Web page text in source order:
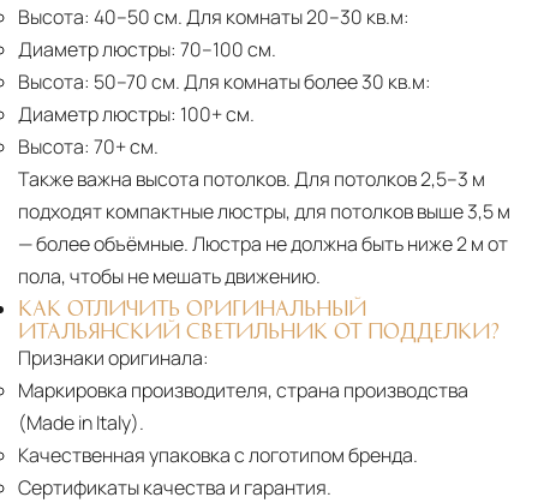
Высота: 40–50 см. Для комнаты 20–30 кв.м:
Диаметр люстры: 70–100 см.
Высота: 50–70 см. Для комнаты более 30 кв.м:
Диаметр люстры: 100+ см.
Высота: 70+ см.
Также важна высота потолков. Для потолков 2,5–3 м
подходят компактные люстры, для потолков выше 3,5 м
— более объёмные. Люстра не должна быть ниже 2 м от
пола, чтобы не мешать движению.
КАК ОТЛИЧИТЬ ОРИГИНАЛЬНЫЙ
ИТАЛЬЯНСКИЙ СВЕТИЛЬНИК ОТ ПОДДЕЛКИ?
Признаки оригинала:
Маркировка производителя, страна производства
(Made in Italy).
Качественная упаковка с логотипом бренда.
Сертификаты качества и гарантия.